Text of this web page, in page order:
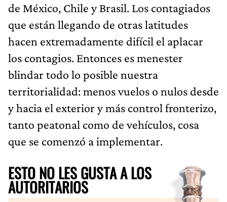
de México, Chile y Brasil. Los contagiados
que están llegando de otras latitudes
hacen extremadamente difícil el aplacar
los contagios. Entonces es menester
blindar todo lo posible nuestra
territorialidad: menos vuelos o nulos desde
y hacia el exterior y más control fronterizo,
tanto peatonal como de vehículos, cosa
que se comenzó a implementar.
ESTO NO LES GUSTA A LOS
AUTORITARIOS